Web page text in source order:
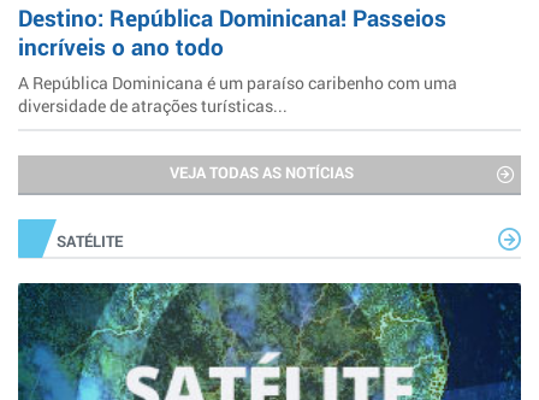
Destino: República Dominicana! Passeios
incríveis o ano todo
A República Dominicana é um paraíso caribenho com uma
diversidade de atrações turísticas...
VEJA TODAS AS NOTÍCIAS
SATÉLITE